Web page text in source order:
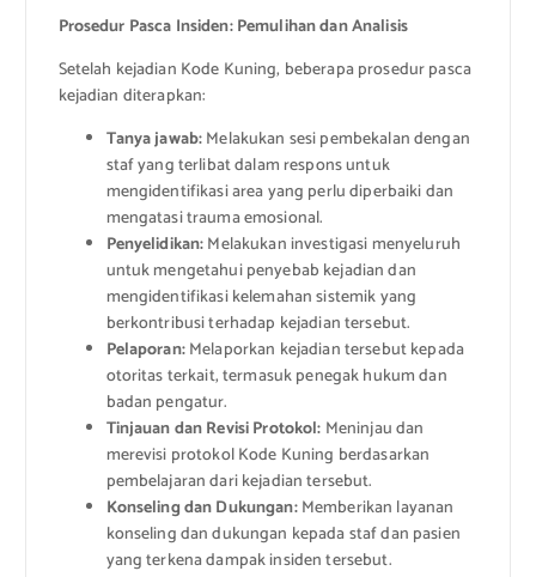
Prosedur Pasca Insiden: Pemulihan dan Analisis
Setelah kejadian Kode Kuning, beberapa prosedur pasca
kejadian diterapkan:
Tanya jawab:Melakukan sesi pembekalan dengan
staf yang terlibat dalam respons untuk
mengidentifikasi area yang perlu diperbaiki dan
mengatasi trauma emosional.
Penyelidikan:Melakukan investigasi menyeluruh
untuk mengetahui penyebab kejadian dan
mengidentifikasi kelemahan sistemik yang
berkontribusi terhadap kejadian tersebut.
Pelaporan:Melaporkan kejadian tersebut kepada
otoritas terkait, termasuk penegak hukum dan
badan pengatur.
Tinjauan dan Revisi Protokol: Meninjau dan
merevisi protokol Kode Kuning berdasarkan
pembelajaran dari kejadian tersebut.
Konseling dan Dukungan:Memberikan layanan
konseling dan dukungan kepada staf dan pasien
yang terkena dampak insiden tersebut.